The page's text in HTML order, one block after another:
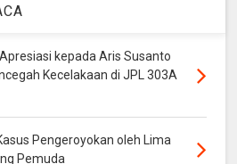
kepada Aris Susanto
Kecelakaan di JPL 303A
Pengeroyokan oleh Lima
Pemuda